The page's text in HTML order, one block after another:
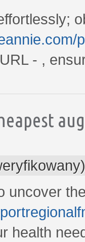
- ,
uncover
health